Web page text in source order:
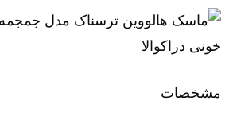
مشخصات